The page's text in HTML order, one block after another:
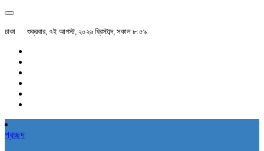
ঢাকা শুক্রবার, ৭ই আগস্ট, ২০২৬ খ্রিস্টাব্দ, সকাল ৮:৫৯
প্রচ্ছদ